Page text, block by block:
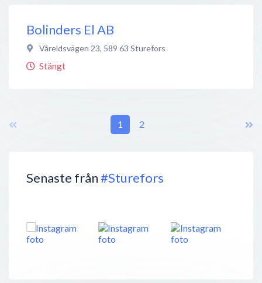
Senaste från#Sturefors
Bolinders El AB
Våreldsvägen 23, 589 63 Sturefors
Stängt
1 2